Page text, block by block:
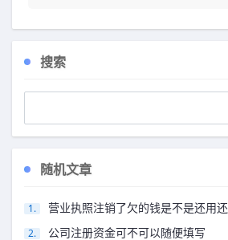
搜索
随机文章
营业执照注销了欠的钱是不是还用还
公司注册资金可不可以随便填写